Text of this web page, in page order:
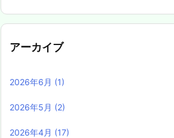
アーカイブ
2026年6月 (1)
2026年5月 (2)
2026年4月 (17)